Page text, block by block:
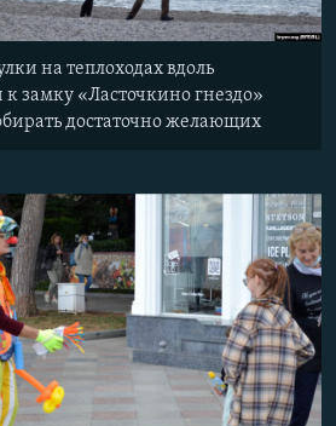
на теплоходах вдоль
замку «Ласточкино гнездо»
достаточно желающих